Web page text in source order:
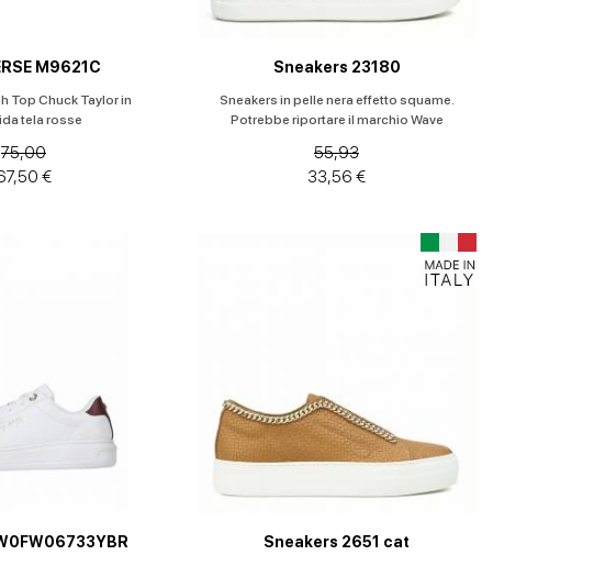
M9621C
Top Chuck Taylor in
tela rosse
75,00
€
Sneakers 23180
Sneakers in pelle nera effetto squame.
Potrebbe riportare il marchio Wave
55,93
33,56 €
Sneakers 2651 cat